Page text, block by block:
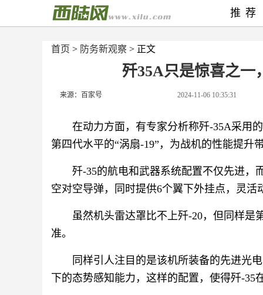
首页 > 防务新观察 > 正文
歼35A只是惊喜之一
来源：百家号 2024-11-06 10:35:31
在动力方面，有专家分析称歼-35A采用
第四代水平的“涡扇-19”，为战机的性能提升
歼-35的航电和武器系统配置不仅先进，
空对空导弹，同时提供6个翼下外挂点，灵活
虽然机头雷达罩比不上歼-20，但同样是
准。
同样引人注目的是该机所装备的先进光
下的态势感知能力，这样的配置，使得歼-
推荐